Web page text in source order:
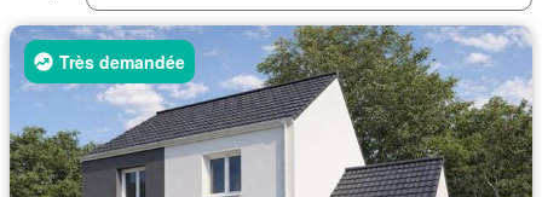
Très demandée